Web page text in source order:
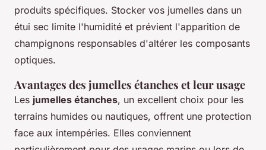
produits spécifiques. Stocker vos jumelles dans un
étui sec limite l'humidité et prévient l'apparition de
champignons responsables d'altérer les composants
optiques.
Avantages des jumelles étanches et leur usage
Les jumelles étanches, un excellent choix pour les
terrains humides ou nautiques, offrent une protection
face aux intempéries. Elles conviennent